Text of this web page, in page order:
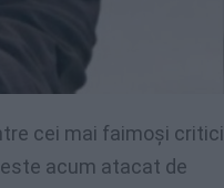
cei mai faimoși critici
acum atacat de